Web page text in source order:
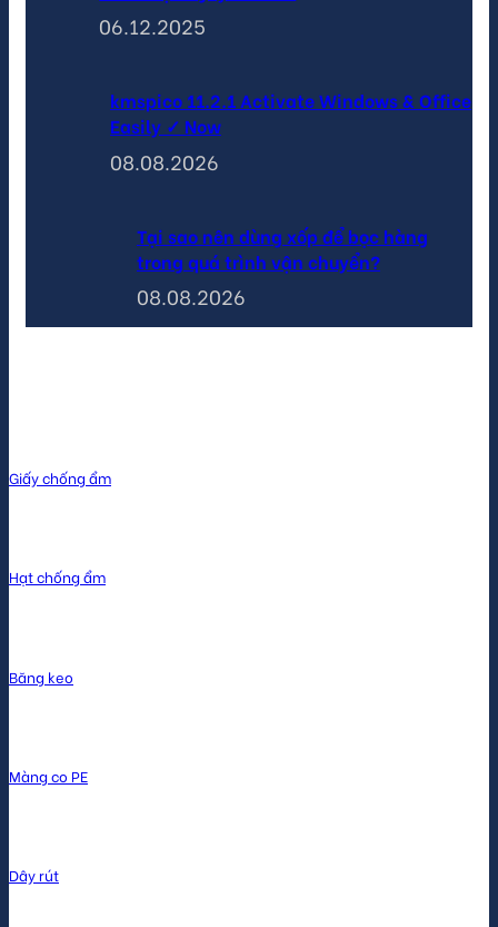
06.12.2025
kmspico 11.2.1 Activate Windows & Office
Easily ✓ Now
08.08.2026
Tại sao nên dùng xốp để bọc hàng
trong quá trình vận chuyển?
08.08.2026
Giấy chống ẩm
Hạt chống ẩm
Băng keo
Màng co PE
Dây rút